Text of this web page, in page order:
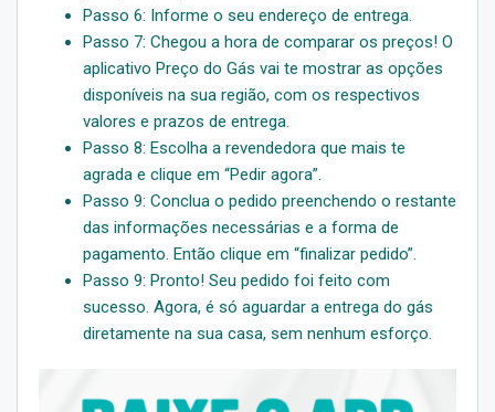
Passo 6: Informe o seu endereço de entrega.
Passo 7: Chegou a hora de comparar os preços! O
aplicativo Preço do Gás vai te mostrar as opções
disponíveis na sua região, com os respectivos
valores e prazos de entrega.
Passo 8: Escolha a revendedora que mais te
agrada e clique em “Pedir agora”.
Passo 9: Conclua o pedido preenchendo o restante
das informações necessárias e a forma de
pagamento. Então clique em “finalizar pedido”.
Passo 9: Pronto! Seu pedido foi feito com
sucesso. Agora, é só aguardar a entrega do gás
diretamente na sua casa, sem nenhum esforço.